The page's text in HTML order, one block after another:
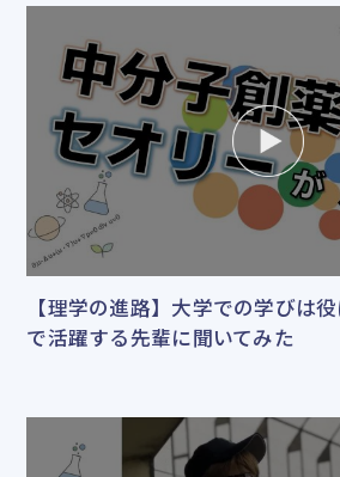
【理学の進路】大学での学びは
で活躍する先輩に聞いてみた